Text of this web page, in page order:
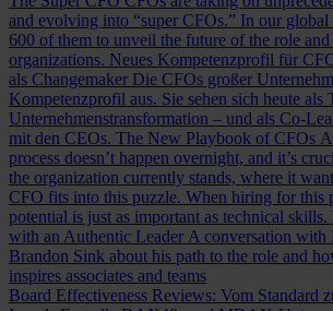
and evolving into “super CFOs.” In our global
600 of them to unveil the future of the role
organizations. Neues Kompetenzprofil für
als Changemaker Die CFOs großer
Kompetenzprofil aus. Sie sehen sich heute als
Unternehmenstransformation – und als Co-
mit den CEOs. The New Playbook of CFOs
process doesn’t happen overnight, and it’s
the organization currently stands, where it
CFO fits into this puzzle. When hiring for this
potential is just as important as technical skills.
with an Authentic Leader A conversation with
Brandon Sink about his path to the role and
inspires associates and teams
Board Effectiveness Reviews: Vom Standard